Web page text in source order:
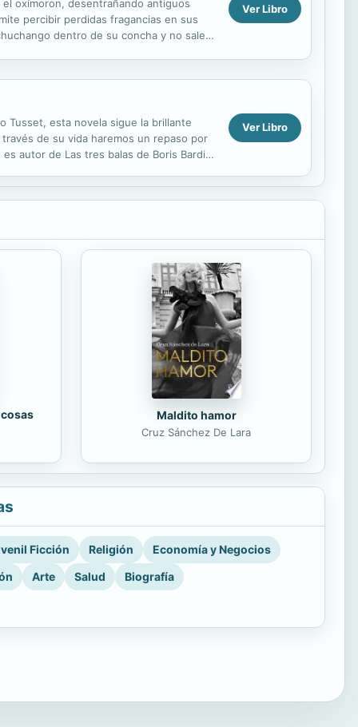
oxímoron, desentrañando antiguos
percibir perdidas fragancias en sus
dentro de su concha y no sale
Ver Libro
Tusset, esta novela sigue la brillante
de su vida haremos un repaso por
autor de Las tres balas de Boris Bardin
Ver Libro
Maldito hamor
Cruz Sánchez De Lara
Ficción Religión
Economía y Negocios
Arte Salud Biografía